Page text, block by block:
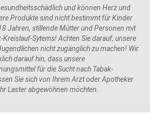
und können Herz und
Produkte sind nicht bestimmt für Kinder
Jahren, stillende Mütter und Personen mit
Sytems! Achten Sie darauf, unsere
nicht zugänglich zu machen! Wir
darauf hin, dass unsere
für die Sucht nach Tabak-
Sie sich von Ihrem Arzt oder Apotheker
Laster abgewöhnen möchten.